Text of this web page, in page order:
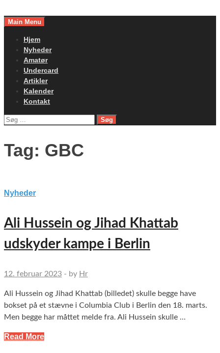
toMain Menu
Hjem
Nyheder
Amatør
Undercard
Artikler
Kalender
Kontakt
Søg
Tag: GBC
Nyheder
Ali Hussein og Jihad Khattab
udskyder kampe i Berlin
12. februar 2023 - by Hr
Ali Hussein og Jihad Khattab (billedet) skulle begge have
bokset på et stævne i Columbia Club i Berlin den 18. marts.
Men begge har måttet melde fra. Ali Hussein skulle …
Read More